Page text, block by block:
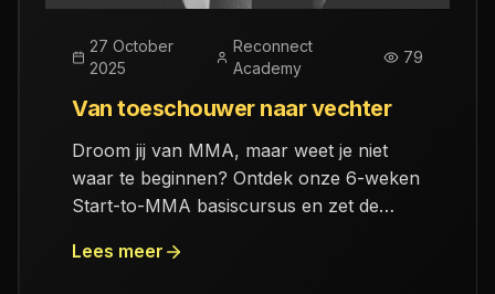
27 October
2025
Reconnect
Academy
79
Van toeschouwer naar vechter
Droom jij van MMA, maar weet je niet
waar te beginnen? Ontdek onze 6-weken
Start-to-MMA basiscursus en zet de
Lees meer